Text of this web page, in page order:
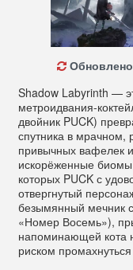
Shadow Labyrinth —
метроидвания-
двойник PUCK)
спутника в
привычных вафелек
искорёженные
которых PUCK с
отвергнутый
безымянный мечник
«Номер Восемь»),
напоминающей кота
риском